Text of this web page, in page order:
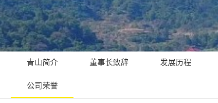
产品服务
设备保障 工艺流程 资质证书
产品系列 质保书查询
企业理念 社会责任 群团活动
青山简介 董事长致辞 发展历程
公司荣誉